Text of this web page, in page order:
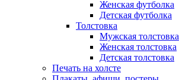
Женская футболка
Детская футболка
Толстовка
Мужская толстовка
Женская толстовка
Детская толстовка
Печать на холсте